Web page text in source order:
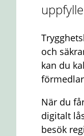
och
kan du
När du
digitalt
besök